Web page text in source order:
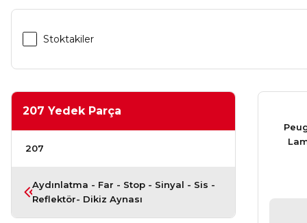
Stoktakiler
207 Yedek Parça
207
Aydınlatma - Far - Stop - Sinyal - Sis -
Reflektör- Dikiz Aynası